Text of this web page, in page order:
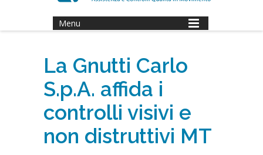
Menu
La Gnutti Carlo
S.p.A. affida i
controlli visivi e
non distruttivi MT